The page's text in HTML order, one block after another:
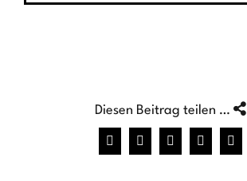
Diesen Beitrag teilen …
Facebook
X WhatsAppPinterest
E-
Mail